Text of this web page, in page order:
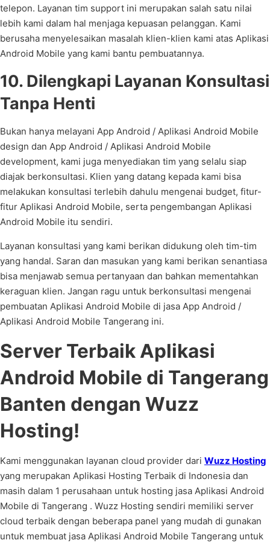
telepon. Layanan tim support ini merupakan salah satu nilai
lebih kami dalam hal menjaga kepuasan pelanggan. Kami
berusaha menyelesaikan masalah klien-klien kami atas Aplikasi
Android Mobile yang kami bantu pembuatannya.
10. Dilengkapi Layanan Konsultasi
Tanpa Henti
Bukan hanya melayani App Android / Aplikasi Android Mobile
design dan App Android / Aplikasi Android Mobile
development, kami juga menyediakan tim yang selalu siap
diajak berkonsultasi. Klien yang datang kepada kami bisa
melakukan konsultasi terlebih dahulu mengenai budget, fitur-
fitur Aplikasi Android Mobile, serta pengembangan Aplikasi
Android Mobile itu sendiri.
Layanan konsultasi yang kami berikan didukung oleh tim-tim
yang handal. Saran dan masukan yang kami berikan senantiasa
bisa menjawab semua pertanyaan dan bahkan mementahkan
keraguan klien. Jangan ragu untuk berkonsultasi mengenai
pembuatan Aplikasi Android Mobile di jasa App Android /
Aplikasi Android Mobile Tangerang ini.
Server Terbaik Aplikasi
Android Mobile di Tangerang
Banten dengan Wuzz
Hosting!
Kami menggunakan layanan cloud provider dari Wuzz Hosting
yang merupakan Aplikasi Hosting Terbaik di Indonesia dan
masih dalam 1 perusahaan untuk hosting jasa Aplikasi Android
Mobile di Tangerang . Wuzz Hosting sendiri memiliki server
cloud terbaik dengan beberapa panel yang mudah di gunakan
untuk membuat jasa Aplikasi Android Mobile Tangerang untuk